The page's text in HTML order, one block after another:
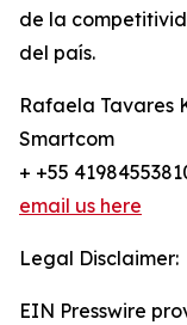
de la
del país.
Rafaela Tavares
Smartcom
+ +55
email us here
Legal Disclaimer:
EIN Presswire